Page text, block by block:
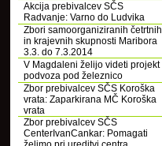
Akcija prebivalcev SČS
Radvanje: Varno do Ludvika
Zbori samoorganiziranih četrtnih
in krajevnih skupnosti Maribora
3.3. do 7.3.2014
V Magdaleni želijo videti projekt
podvoza pod železnico
Zbor prebivalcev SČS Koroška
vrata: Zaparkirana MČ Koroška
vrata
Zbor prebivalcev SČS
CenterIvanCankar: Pomagati